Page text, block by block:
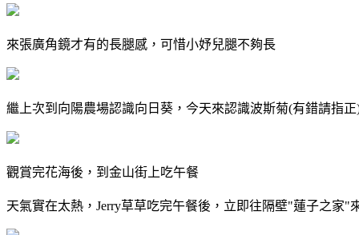
來張廣角鏡才有的長腿感，可惜小妤兒腿不夠長
繼上次到向陽農場認識向日葵，今天來認識波斯菊(有錯請指正
觀賞完花海後，到金山街上吃午餐
天氣實在太熱，Jerry草草吃完午餐後，立即往隔壁"蓮子之家"